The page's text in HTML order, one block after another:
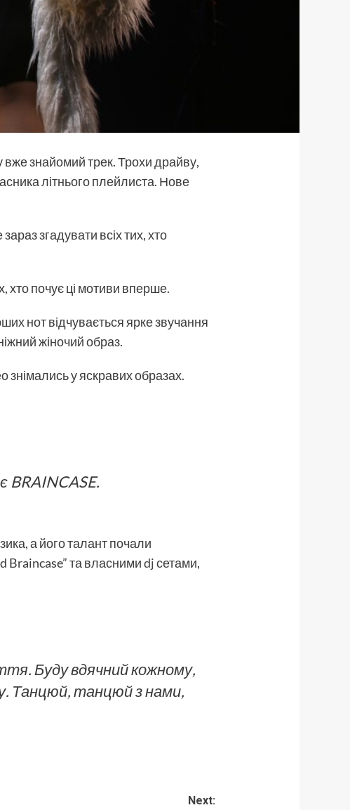
вже знайомий трек. Трохи драйву,
літнього плейлиста. Нове
згадувати всіх тих, хто
хто почує ці мотиви вперше.
нот відчувається ярке звучання
жіночий образ.
знімались у яскравих образах.
BRAINCASE.
а його талант почали
Braincase” та власнимиdjсетами,
Буду вдячний кожному,
Танцюй, танцюй з нами,
Next: